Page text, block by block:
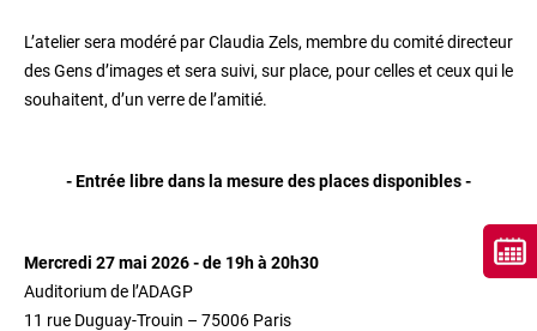
L’atelier sera modéré par Claudia Zels, membre du comité directeur
des Gens d’images et sera suivi, sur place, pour celles et ceux qui le
souhaitent, d’un verre de l’amitié.
- Entrée libre dans la mesure des places disponibles -
Mercredi 27 mai 2026 - de 19h à 20h30
Auditorium de l’ADAGP
11 rue Duguay-Trouin – 75006 Paris